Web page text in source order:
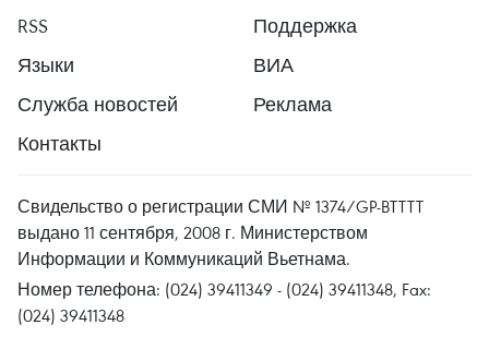
RSS
Поддержка
Языки
ВИА
Служба новостей
Реклама
Контакты
Свидельство о регистрации СМИ № 1374/GP-BTTTT
выдано 11 сентября, 2008 г. Министерством
Информации и Коммуникаций Вьетнама.
Номер телефона: (024) 39411349 - (024) 39411348, Fax:
(024) 39411348